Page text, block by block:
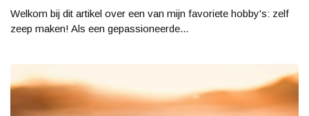
Welkom bij dit artikel over een van mijn favoriete hobby's: zelf
zeep maken! Als een gepassioneerde...